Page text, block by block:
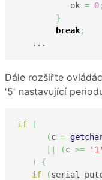
           ok
= 0;
}
break;
   ...
Dále rozšiřte
'5' nastavující
if
(
(c =
(c >= '1'
)
{
if
(